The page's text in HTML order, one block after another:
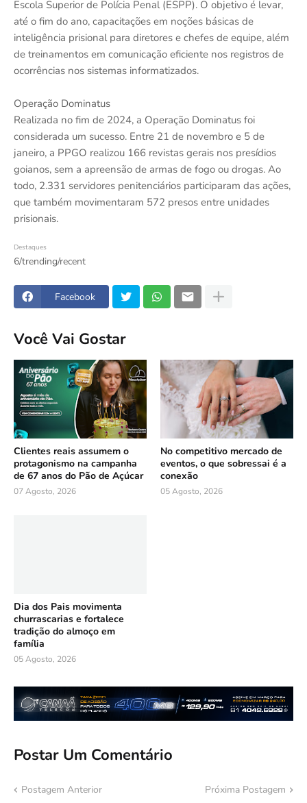
Escola Superior de Polícia Penal (ESPP). O objetivo é levar,
até o fim do ano, capacitações em noções básicas de
inteligência prisional para diretores e chefes de equipe, além
de treinamentos em comunicação eficiente nos registros de
ocorrências nos sistemas informatizados.
Operação Dominatus
Realizada no fim de 2024, a Operação Dominatus foi
considerada um sucesso. Entre 21 de novembro e 5 de
janeiro, a PPGO realizou 166 revistas gerais nos presídios
goianos, sem a apreensão de armas de fogo ou drogas. Ao
todo, 2.331 servidores penitenciários participaram das ações,
que também movimentaram 572 presos entre unidades
prisionais.
Destaques
6/trending/recent
Facebook
Você Vai Gostar
Clientes reais assumem o
protagonismo na campanha
de 67 anos do Pão de Açúcar
07 Agosto, 2026
No competitivo mercado de
eventos, o que sobressai é a
conexão
05 Agosto, 2026
Dia dos Pais movimenta
churrascarias e fortalece
tradição do almoço em
família
05 Agosto, 2026
Postar Um Comentário
Postagem Anterior Próxima Postagem